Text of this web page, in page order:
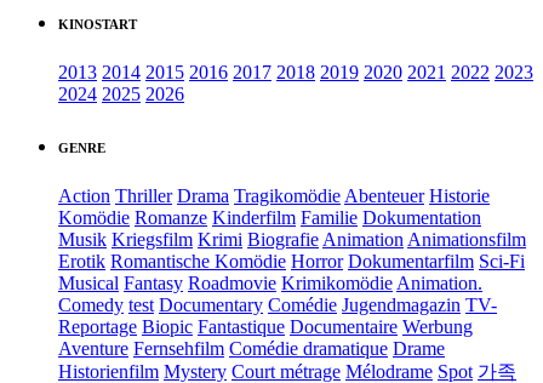
KINOSTART
2013 2014 2015 2016 2017 2018 2019 2020 2021 2022 2023
2024 2025 2026
GENRE
Action Thriller Drama Tragikomödie Abenteuer Historie
Komödie Romanze Kinderfilm Familie Dokumentation
Musik Kriegsfilm Krimi Biografie Animation Animationsfilm
Erotik Romantische Komödie Horror Dokumentarfilm Sci-Fi
Musical Fantasy Roadmovie Krimikomödie Animation.
Comedy test Documentary Comédie Jugendmagazin TV-
Reportage Biopic Fantastique Documentaire Werbung
Aventure Fernsehfilm Comédie dramatique Drame
Historienfilm Mystery Court métrage Mélodrame Spot 가족